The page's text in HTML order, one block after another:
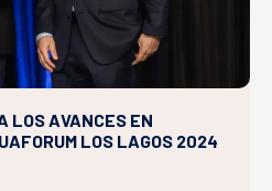
LOS AVANCES EN
LOS LAGOS 2024